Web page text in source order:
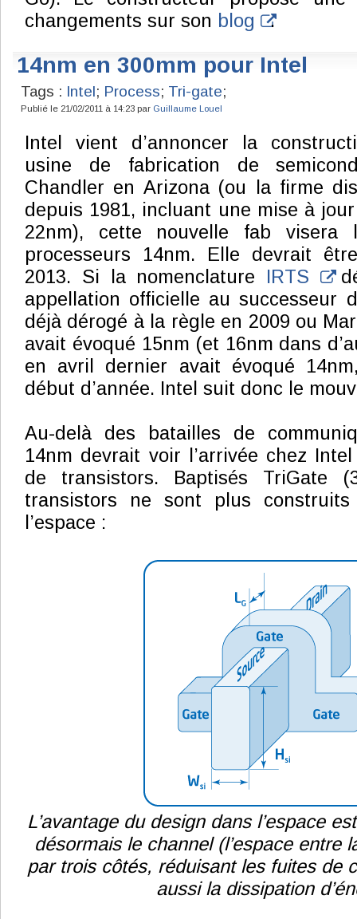
changements sur son blog .
14nm en 300mm pour Intel
Tags : Intel; Process; Tri-gate;
Publié le 21/02/2011 à 14:23 par Guillaume Louel
Intel vient d’annoncer la
usine de fabrication de
Chandler en Arizona (ou la firme
depuis 1981, incluant une mise à
22nm), cette nouvelle fab visera
processeurs 14nm. Elle devrait
2013. Si la nomenclature IRTS
appellation officielle au successeur
déjà dérogé à la règle en 2009 ou
avait évoqué 15nm (et 16nm dans
en avril dernier avait évoqué
début d’année. Intel suit donc le
Au-delà des batailles de
14nm devrait voir l’arrivée chez
de transistors. Baptisés TriGate
transistors ne sont plus
l’espace :
L’avantage du design dans l’espace
désormais le channel (l’espace entre
par trois côtés, réduisant les fuites de
aussi la dissipation